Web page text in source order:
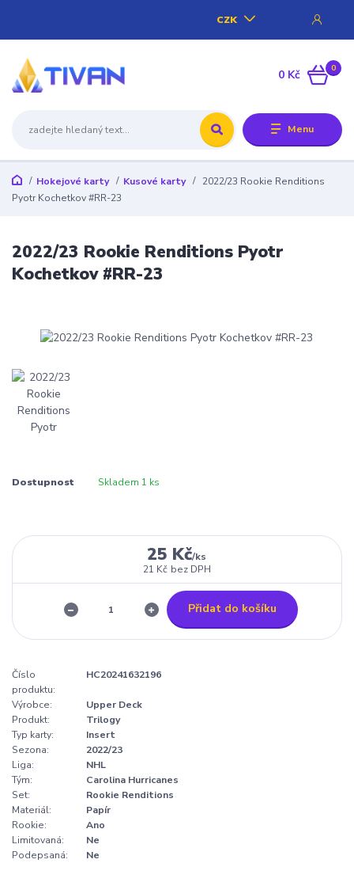
Menu
CZK
0
0 Kč
Hokejové karty Kusové karty
2022/23 Rookie Renditions
Pyotr Kochetkov #RR-23
2022/23 Rookie Renditions Pyotr
Kochetkov #RR-23
Dostupnost Skladem 1 ks
25 Kč/ks
21 Kč bez DPH
Přidat do košíku
Číslo
produktu:
HC20241632196
Výrobce:
Upper Deck
Produkt:
Trilogy
Typ karty:
Insert
Sezona:
2022/23
Liga:
NHL
Tým:
Carolina Hurricanes
Set:
Rookie Renditions
Materiál:
Papír
Rookie:
Ano
Limitovaná:
Ne
Podepsaná:
Ne